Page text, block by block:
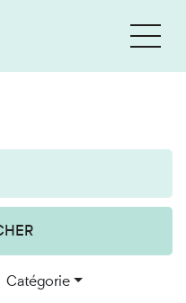
Catégorie